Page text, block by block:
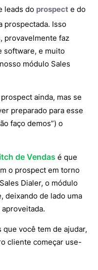
leads do prospect e do
prospectada. Isso
provavelmente faz
software, e muito
módulo Sales
ainda, mas se
preparado para esse
faço demos”) o
de Vendas é que
o prospect em torno
Dialer, o módulo
deixando de lado uma
que você tem de ajudar,
cliente começar use-